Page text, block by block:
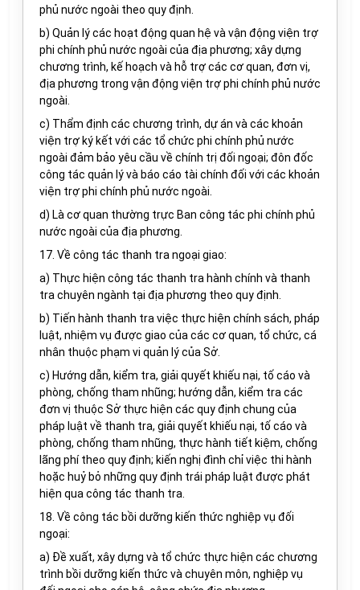
phủ nước ngoài theo quy định.
b) Quản lý các hoạt động quan hệ và vận động viện trợ
phi chính phủ nước ngoài của địa phương; xây dựng
chương trình, kế hoạch và hỗ trợ các cơ quan, đơn vị,
địa phương trong vận động viện trợ phi chính phủ nước
ngoài.
c) Thẩm định các chương trình, dự án và các khoản
viện trợ ký kết với các tổ chức phi chính phủ nước
ngoài đảm bảo yêu cầu về chính trị đối ngoại; đôn đốc
công tác quản lý và báo cáo tài chính đối với các khoản
viện trợ phi chính phủ nước ngoài.
d) Là cơ quan thường trực Ban công tác phi chính phủ
nước ngoài của địa phương.
17. Về công tác thanh tra ngoại giao:
a) Thực hiện công tác thanh tra hành chính và thanh
tra chuyên ngành tại địa phương theo quy định.
b) Tiến hành thanh tra việc thực hiện chính sách, pháp
luật, nhiệm vụ được giao của các cơ quan, tổ chức, cá
nhân thuộc phạm vi quản lý của Sở.
c) Hướng dẫn, kiểm tra, giải quyết khiếu nại, tố cáo và
phòng, chống tham nhũng; hướng dẫn, kiểm tra các
đơn vị thuộc Sở thực hiện các quy định chung của
pháp luật về thanh tra, giải quyết khiếu nại, tố cáo và
phòng, chống tham nhũng, thực hành tiết kiệm, chống
lãng phí theo quy định; kiến nghị đình chỉ việc thi hành
hoặc huỷ bỏ những quy định trái pháp luật được phát
hiện qua công tác thanh tra.
18. Về công tác bồi dưỡng kiến thức nghiệp vụ đối
ngoại:
a) Đề xuất, xây dựng và tổ chức thực hiện các chương
trình bồi dưỡng kiến thức và chuyên môn, nghiệp vụ